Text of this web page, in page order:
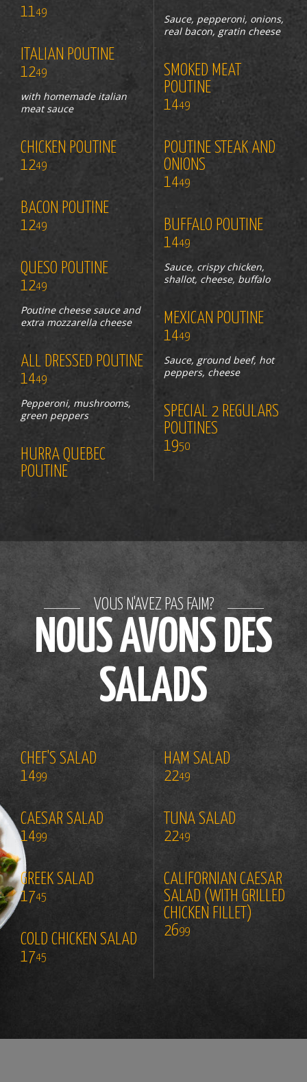
1149
ITALIAN POUTINE
1249
with homemade italian
meat sauce
CHICKEN POUTINE
1249
BACON POUTINE
1249
QUESO POUTINE
1249
Poutine cheese sauce and
extra mozzarella cheese
ALL DRESSED POUTINE
1449
Pepperoni, mushrooms,
green peppers
HURRA QUEBEC
POUTINE
Sauce, pepperoni, onions,
real bacon, gratin cheese
SMOKED MEAT
POUTINE
1449
POUTINE STEAK AND
ONIONS
1449
BUFFALO POUTINE
1449
Sauce, crispy chicken,
shallot, cheese, buffalo
MEXICAN POUTINE
1449
Sauce, ground beef, hot
peppers, cheese
SPECIAL 2 REGULARS
POUTINES
1950
VOUS N'AVEZ PAS FAIM?
NOUS AVONS DES
SALADS
CHEF'S SALAD
1499
CAESAR SALAD
1499
GREEK SALAD
1745
COLD CHICKEN SALAD
1745
HAM SALAD
2249
TUNA SALAD
2249
CALIFORNIAN CAESAR
SALAD (WITH GRILLED
CHICKEN FILLET)
2699